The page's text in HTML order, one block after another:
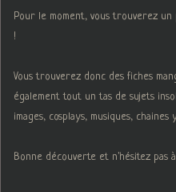
Pour le moment, vous trouverez
!
Vous trouverez donc des fiches
également tout un tas de sujets
images, cosplays, musiques, chaines
Bonne découverte et n'hésitez pas